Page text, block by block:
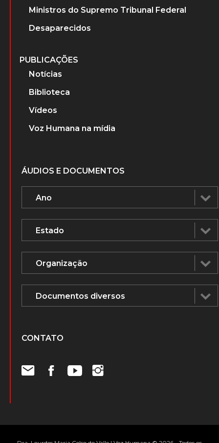
Ministros do Supremo Tribunal Federal
Desaparecidos
PUBLICAÇÕES
Notícias
Biblioteca
Vídeos
Voz Humana na mídia
ÁUDIOS E DOCUMENTOS
CONTATO